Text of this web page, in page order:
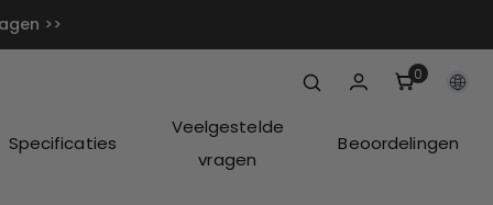
>>
00
artikelen
Specificaties
Veelgestelde
vragen
Beoordelingen